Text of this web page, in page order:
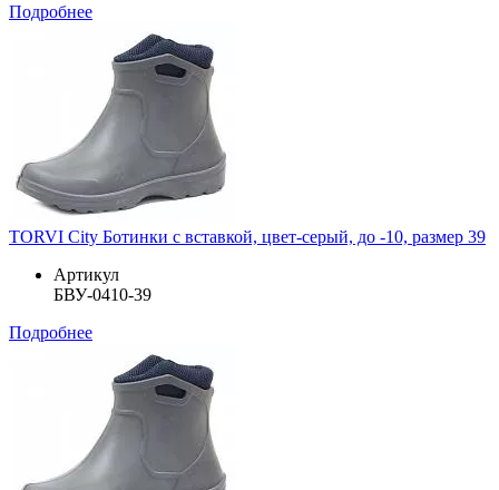
Подробнее
TORVI City Ботинки с вставкой, цвет-серый, до -10, размер 39
Артикул
БВУ-0410-39
Подробнее